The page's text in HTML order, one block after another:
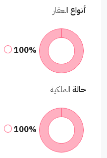
أنواع العقار
100%
حالة الملكية
100%